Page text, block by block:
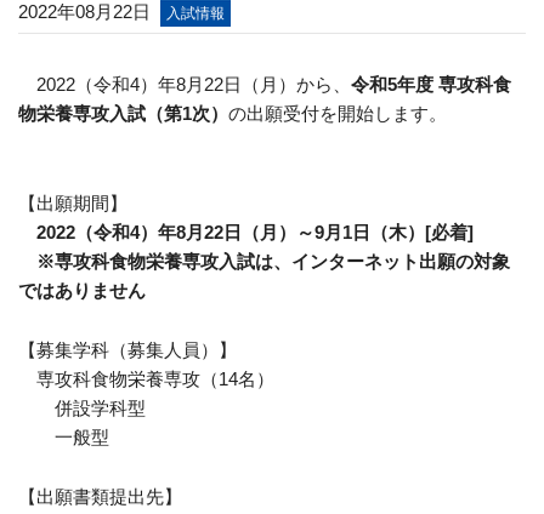
2022年08月22日 入試情報
2022（令和4）年8月22日（月）から、 令和5年度 専攻科食
物栄養専攻入試（第1次） の出願受付を開始します。
【出願期間】
2022（令和4）年8月22日（月）～9月1日（木）[必着]
※専攻科食物栄養専攻入試は、インターネット出願の対象
ではありません
【募集学科（募集人員）】
専攻科食物栄養専攻（14名）
併設学科型
一般型
【出願書類提出先】